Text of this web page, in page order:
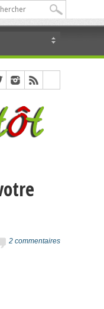
2 commentaires